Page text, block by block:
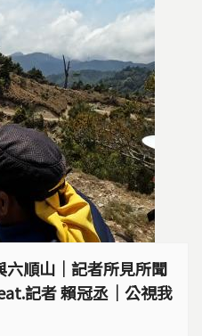
六順山｜記者所見所聞
記者 賴冠丞｜公視我